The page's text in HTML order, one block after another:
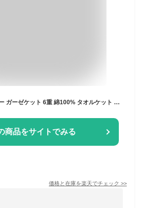
おくるみ ガーゼ ベビー ガーゼケット 6重 綿100% タオルケット 沐浴ガーゼ ベビーケット おくるみガーゼ 夏用 バスタオル 新生児 赤ちゃん 出産祝い 多重ガーゼ 保育園 Mon ami 6重ガーゼ モンアミ regalo piu rv002
商品をサイトでみる
価格と在庫を楽天でチェック >>